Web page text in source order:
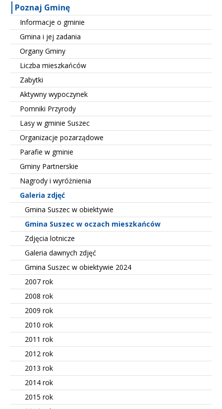
Poznaj Gminę
Informacje o gminie
Gmina i jej zadania
Organy Gminy
Liczba mieszkańców
Zabytki
Aktywny wypoczynek
Pomniki Przyrody
Lasy w gminie Suszec
Organizacje pozarządowe
Parafie w gminie
Gminy Partnerskie
Nagrody i wyróżnienia
Galeria zdjęć
Gmina Suszec w obiektywie
Gmina Suszec w oczach mieszkańców
Zdjęcia lotnicze
Galeria dawnych zdjęć
Gmina Suszec w obiektywie 2024
2007 rok
2008 rok
2009 rok
2010 rok
2011 rok
2012 rok
2013 rok
2014 rok
2015 rok